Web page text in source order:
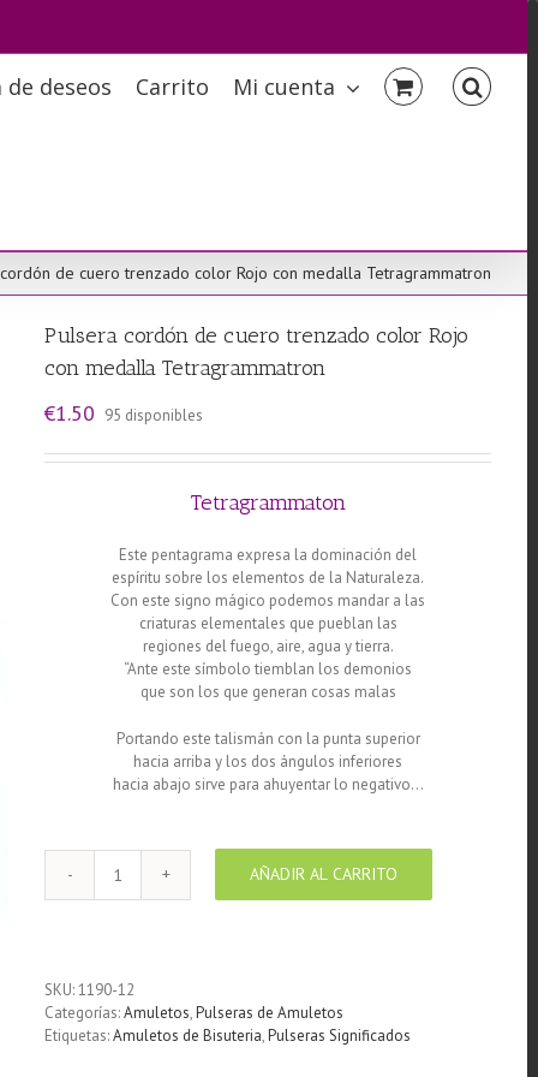
de deseos Carrito Mi cuenta
de cuero trenzado color Rojo con medalla Tetragrammatron
Pulsera cordón de cuero trenzado color Rojo
con medalla Tetragrammatron
€1.50 95 disponibles
Tetragrammaton
Este pentagrama expresa la dominación del
espíritu sobre los elementos de la Naturaleza.
Con este signo mágico podemos mandar a las
criaturas elementales que pueblan las
regiones del fuego, aire, agua y tierra.
“Ante este símbolo tiemblan los demonios
que son los que generan cosas malas
Portando este talismán con la punta superior
hacia arriba y los dos ángulos inferiores
hacia abajo sirve para ahuyentar lo negativo…
Pulsera
cordón
color
Rojo
con
AÑADIR AL CARRITO
SKU:1190-12
Categorías:Amuletos,Pulseras de Amuletos
Etiquetas:Amuletos de Bisuteria,Pulseras Significados